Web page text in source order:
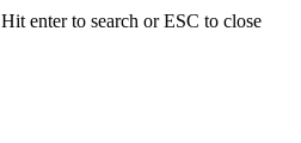
Hit enter to search or ESC to close